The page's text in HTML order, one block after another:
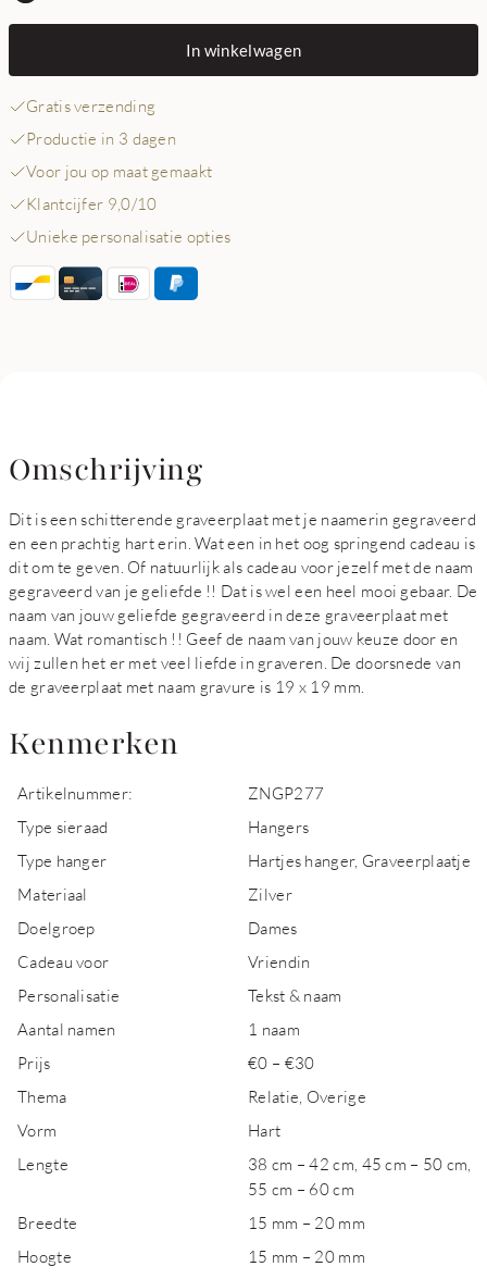
In winkelwagen
Gratis verzending
Productie in 3 dagen
Voor jou op maat gemaakt
Klantcijfer 9,0/10
Unieke personalisatie opties
Omschrijving
Dit is een schitterende graveerplaat met je naamerin gegraveerd
en een prachtig hart erin. Wat een in het oog springend cadeau is
dit om te geven. Of natuurlijk als cadeau voor jezelf met de naam
gegraveerd van je geliefde !! Dat is wel een heel mooi gebaar. De
naam van jouw geliefde gegraveerd in deze graveerplaat met
naam. Wat romantisch !! Geef de naam van jouw keuze door en
wij zullen het er met veel liefde in graveren. De doorsnede van
de graveerplaat met naam gravure is 19 x 19 mm.
Kenmerken
Artikelnummer:
ZNGP277
Type sieraad
Hangers
Type hanger
Hartjes hanger, Graveerplaatje
Materiaal
Zilver
Doelgroep
Dames
Cadeau voor
Vriendin
Personalisatie
Tekst & naam
Aantal namen
1 naam
Prijs
€0 – €30
Thema
Relatie, Overige
Vorm
Hart
Lengte
38 cm – 42 cm, 45 cm – 50 cm,
55 cm – 60 cm
Breedte
15 mm – 20 mm
Hoogte
15 mm – 20 mm